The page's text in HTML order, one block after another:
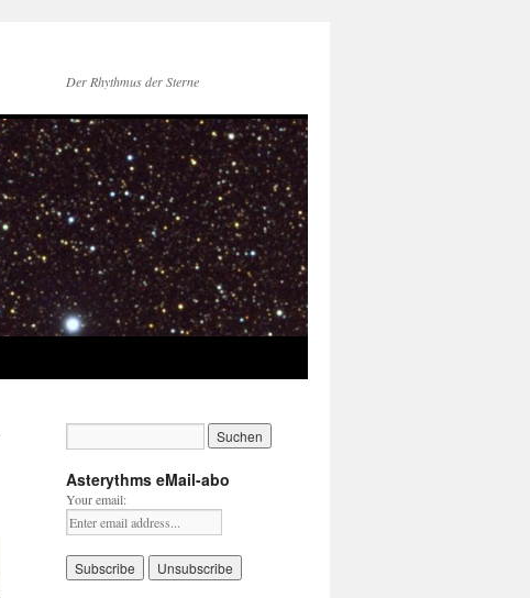
Der Rhythmus der Sterne
Asterythms eMail-abo
Your email: